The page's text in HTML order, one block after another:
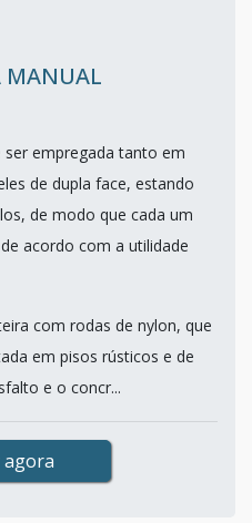
MANUAL
empregada tanto em
de dupla face, estando
de modo que cada um
acordo com a utilidade
com rodas de nylon, que
em pisos rústicos e de
e o concr...